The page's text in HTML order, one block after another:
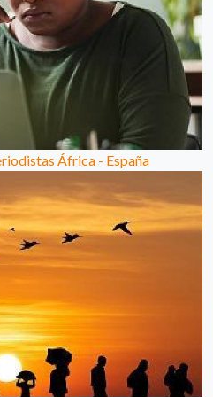
África - España